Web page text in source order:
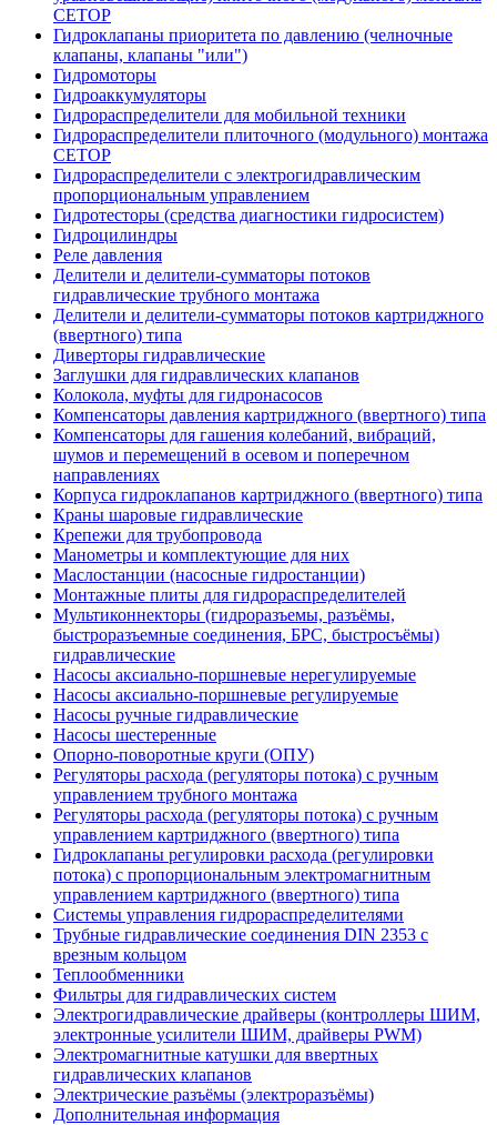
CETOP
Гидроклапаны приоритета по давлению (челночные
клапаны, клапаны "или")
Гидромоторы
Гидроаккумуляторы
Гидрораспределители для мобильной техники
Гидрораспределители плиточного (модульного) монтажа
СЕТОР
Гидрораспределители с электрогидравлическим
пропорциональным управлением
Гидротесторы (средства диагностики гидросистем)
Гидроцилиндры
Реле давления
Делители и делители-сумматоры потоков
гидравлические трубного монтажа
Делители и делители-сумматоры потоков картриджного
(ввертного) типа
Диверторы гидравлические
Заглушки для гидравлических клапанов
Колокола, муфты для гидронасосов
Компенсаторы давления картриджного (ввертного) типа
Компенсаторы для гашения колебаний, вибраций,
шумов и перемещений в осевом и поперечном
направлениях
Корпуса гидроклапанов картриджного (ввертного) типа
Краны шаровые гидравлические
Крепежи для трубопровода
Манометры и комплектующие для них
Маслостанции (насосные гидростанции)
Монтажные плиты для гидрораспределителей
Мультиконнекторы (гидроразъемы, разъёмы,
быстроразъемные соединения, БРС, быстросъёмы)
гидравлические
Насосы аксиально-поршневые нерегулируемые
Насосы аксиально-поршневые регулируемые
Насосы ручные гидравлические
Насосы шестеренные
Опорно-поворотные круги (ОПУ)
Регуляторы расхода (регуляторы потока) с ручным
управлением трубного монтажа
Регуляторы расхода (регуляторы потока) с ручным
управлением картриджного (ввертного) типа
Гидроклапаны регулировки расхода (регулировки
потока) с пропорциональным электромагнитным
управлением картриджного (ввертного) типа
Системы управления гидрораспределителями
Трубные гидравлические соединения DIN 2353 с
врезным кольцом
Теплообменники
Фильтры для гидравлических систем
Электрогидравлические драйверы (контроллеры ШИМ,
электронные усилители ШИМ, драйверы PWM)
Электромагнитные катушки для ввертных
гидравлических клапанов
Электрические разъёмы (электроразъёмы)
Дополнительная информация